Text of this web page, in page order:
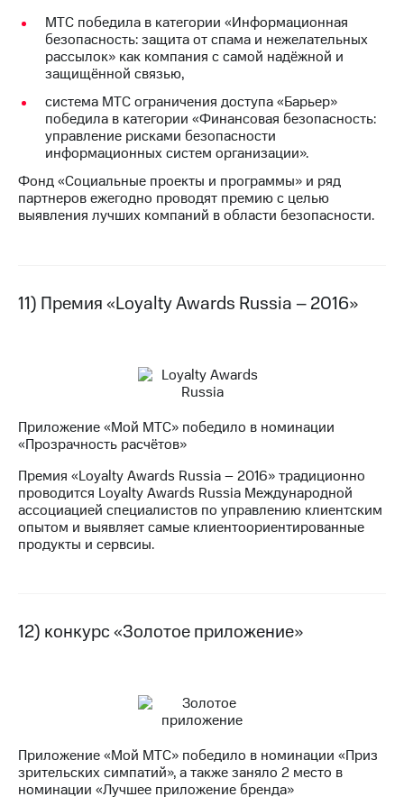
МТС победила в категории «Информационная
безопасность: защита от спама и нежелательных
рассылок» как компания с самой надёжной и
защищённой связью,
система МТС ограничения доступа «Барьер»
победила в категории «Финансовая безопасность:
управление рисками безопасности
информационных систем организации».
Фонд «Социальные проекты и программы» и ряд
партнеров ежегодно проводят премию с целью
выявления лучших компаний в области безопасности.
11) Премия «Loyalty Awards Russia – 2016»
Приложение «Мой МТС» победило в номинации
«Прозрачность расчётов»
Премия «Loyalty Awards Russia – 2016» традиционно
проводится Loyalty Awards Russia Международной
ассоциацией специалистов по управлению клиентским
опытом и выявляет самые клиентоориентированные
продукты и сервсиы.
12) конкурс «Золотое приложение»
Приложение «Мой МТС» победило в номинации «Приз
зрительских симпатий», а также заняло 2 место в
номинации «Лучшее приложение бренда»